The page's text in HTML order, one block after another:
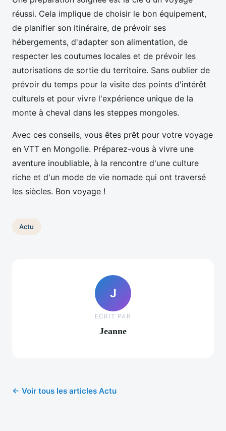
réussi. Cela implique de choisir le bon équipement,
de planifier son itinéraire, de prévoir ses
hébergements, d'adapter son alimentation, de
respecter les coutumes locales et de prévoir les
autorisations de sortie du territoire. Sans oublier de
prévoir du temps pour la visite des points d'intérêt
culturels et pour vivre l'expérience unique de la
monte à cheval dans les steppes mongoles.
Avec ces conseils, vous êtes prêt pour votre voyage
en VTT en Mongolie. Préparez-vous à vivre une
aventure inoubliable, à la rencontre d'une culture
riche et d'un mode de vie nomade qui ont traversé
les siècles. Bon voyage !
Actu
J
ECRIT PAR
Jeanne
← Voir tous les articles Actu